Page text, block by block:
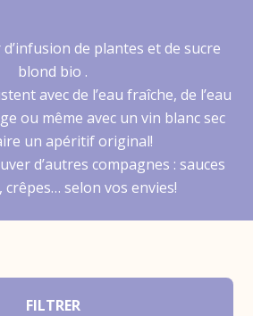
de plantes et de sucre
blond bio .
avec de l’eau fraîche, de l’eau
ou même avec un vin blanc sec
un apéritif original!
d’autres compagnes : sauces
crêpes… selon vos envies!
FILTRER